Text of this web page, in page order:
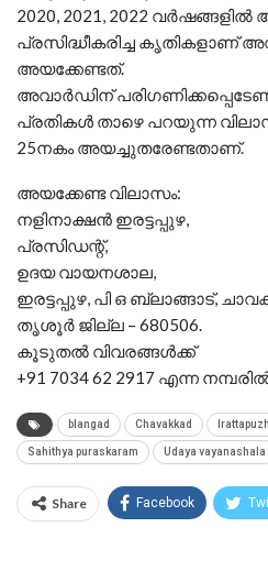
2020, 2021, 2022 വർഷങ്ങളിൽ
പ്രസിദ്ധീകരിച്ച കൃതികളാണ്
അയക്കേണ്ടത്.
അവാർഡിന്
പ്രതികൾ താഴെ പറയുന്ന
25നകം അയച്ചുതരേണ്ടതാണ്.
അയക്കേണ്ട വിലാസം:
നളിനാക്ഷൻ ഇരട്ടപ്പുഴ,
പ്രസിഡന്റ്,
ഉദയ വായനശാല,
ഇരട്ടപ്പുഴ, പി ഒ ബ്ലാങ്ങാട്,
തൃശൂർ ജില്ല – 680506.
കൂടുതൽ വിവരങ്ങൾക്ക്
+91 7034 62 2917 എന്ന
blangad Chavakkad
Sahithya puraskaram Udaya vayanashala
Share Facebook